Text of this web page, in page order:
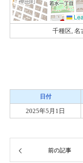
千種区, 名
日付
2025年5月1日
前の記事